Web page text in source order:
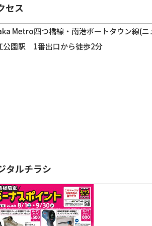
セス
Metro四つ橋線・南港ポートタウン線(
公園駅 1番出口から徒歩2分
タルチラシ